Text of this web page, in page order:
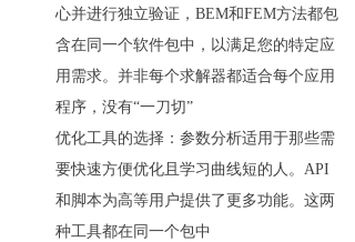
心并进行独立验证，BEM和FEM方法都包
含在同一个软件包中，以满足您的特定应
用需求。并非每个求解器都适合每个应用
程序，没有“一刀切”
优化工具的选择：参数分析适用于那些需
要快速方便优化且学习曲线短的人。API
和脚本为高等用户提供了更多功能。这两
种工具都在同一个包中